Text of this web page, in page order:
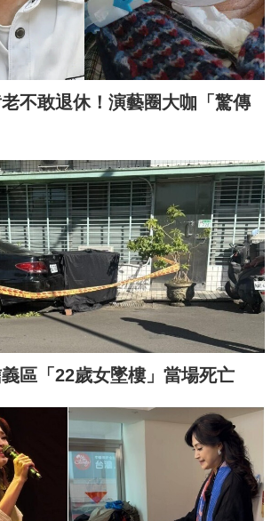
不敢退休！演藝圈大咖「驚傳
區「22歲女墜樓」當場死亡